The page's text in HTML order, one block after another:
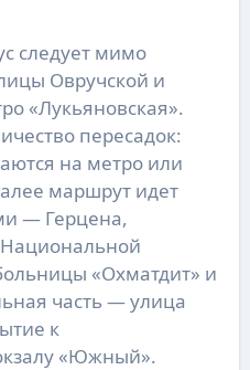
следует мимо
Овручской и
«Лукьяновская».
пересадок:
на метро или
маршрут идет
— Герцена,
«Охматдит» и
часть — улица
к
«Южный».